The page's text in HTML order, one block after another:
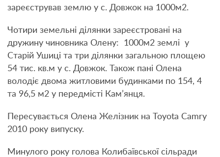
зареєстрував землю у с. Довжок на 1000м2.
Чотири земельні ділянки зареєстровані на
дружину чиновника Олену: 1000м2 землі у
Старій Ушиці та три ділянки загальною площею
54 тис. кв.м у с. Довжок. Також пані Олена
володіє двома житловими будинками по 154, 4
та 96,5 м2 у передмісті Кам’янця.
Пересувається Олена Желізник на Toyota Camry
2010 року випуску.
Минулого року голова Колибаївської сільради